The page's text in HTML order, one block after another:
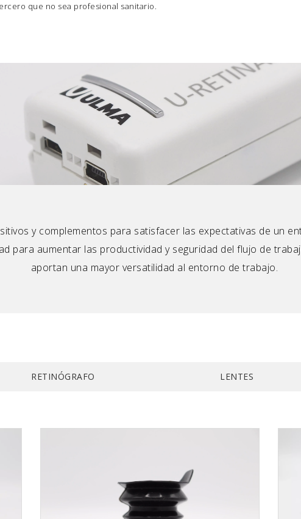
que no sea profesional sanitario.
y complementos para satisfacer las expectativas de un
para aumentar las productividad y seguridad del flujo de
aportan una mayor versatilidad al entorno de trabajo.
RETINÓGRAFO LENTES